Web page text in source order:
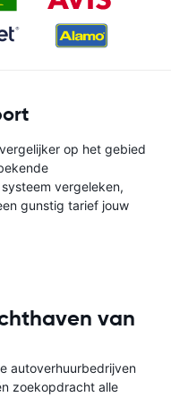
op het gebied
vergeleken,
gunstig tarief jouw
van
autoverhuurbedrijven
zoekopdracht alle